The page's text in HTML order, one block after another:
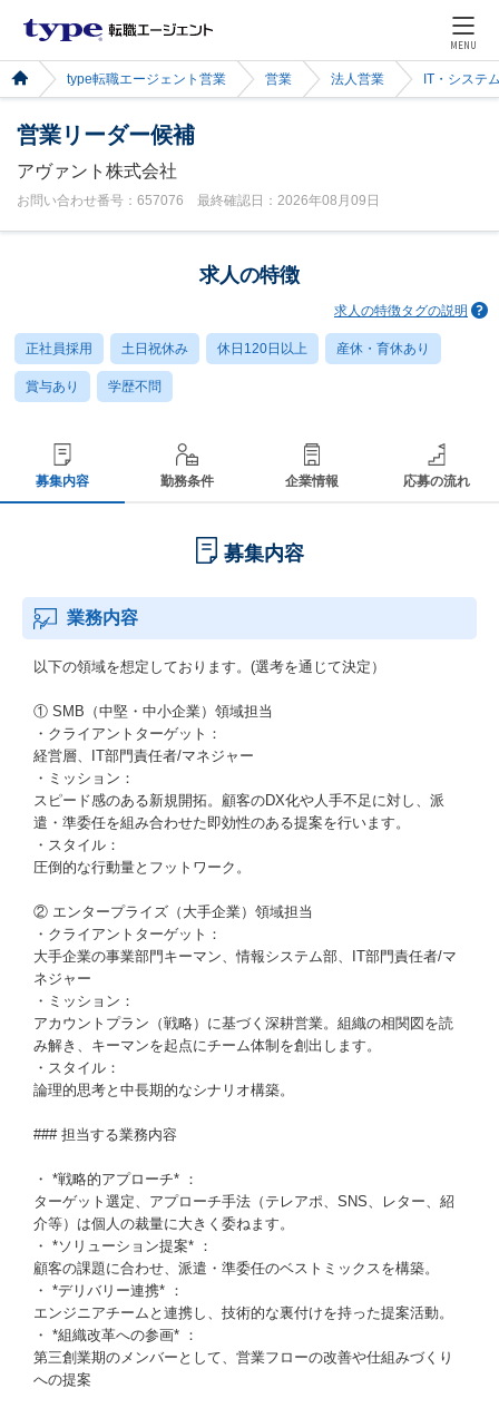
MENU
type転職エージェント営業 営業 法人営業 IT・システ
営業リーダー候補
アヴァント株式会社
お問い合わせ番号：657076 最終確認日：2026年08月09日
求人の特徴
求人の特徴タグの説明
正社員採用 土日祝休み 休日120日以上 産休・育休あり
賞与あり 学歴不問
募集内容 勤務条件 企業情報 応募の流れ
募集内容
業務内容
以下の領域を想定しております。(選考を通じて決定）
① SMB（中堅・中小企業）領域担当
・クライアントターゲット：
経営層、IT部門責任者/マネジャー
・ミッション：
スピード感のある新規開拓。顧客のDX化や人手不足に対し、派
遣・準委任を組み合わせた即効性のある提案を行います。
・スタイル：
圧倒的な行動量とフットワーク。
② エンタープライズ（大手企業）領域担当
・クライアントターゲット：
大手企業の事業部門キーマン、情報システム部、IT部門責任者/マ
ネジャー
・ミッション：
アカウントプラン（戦略）に基づく深耕営業。組織の相関図を読
み解き、キーマンを起点にチーム体制を創出します。
・スタイル：
論理的思考と中長期的なシナリオ構築。
### 担当する業務内容
・ *戦略的アプローチ* ：
ターゲット選定、アプローチ手法（テレアポ、SNS、レター、紹
介等）は個人の裁量に大きく委ねます。
・ *ソリューション提案* ：
顧客の課題に合わせ、派遣・準委任のベストミックスを構築。
・ *デリバリー連携* ：
エンジニアチームと連携し、技術的な裏付けを持った提案活動。
・ *組織改革への参画* ：
第三創業期のメンバーとして、営業フローの改善や仕組みづくり
への提案